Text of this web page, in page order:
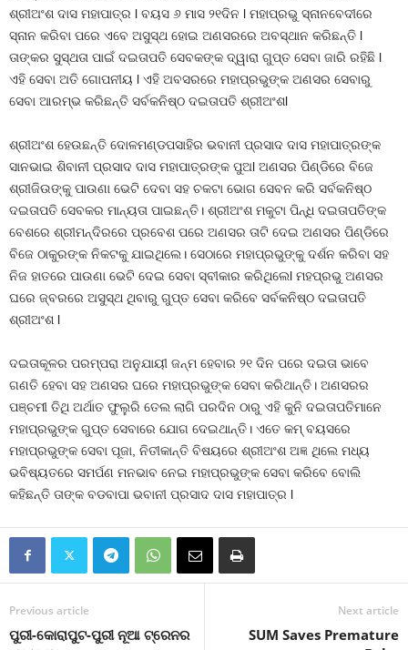
ଶ୍ରୀଅଂଶ ଦାସ ମହାପାତ୍ର l ବୟସ ୬ ମାସ ୨୧ଦିନ l ମହାପ୍ରଭୁ ସ୍ନାନବେଦୀରେ
ସ୍ନାନ କରିବା ପରେ ଏବେ ଅସୁସ୍ଥ ହୋଇ ଅଣସରରେ ଅବସ୍ଥାନ କରିଛନ୍ତି l
ତାଙ୍କର ସୁସ୍ଥତା ପାଇଁ ଦଇତାପତି ସେବକଙ୍କ ଦ୍ୱାରା ଗୁପ୍ତ ସେବା ଜାରି ରହିଛି l
ଏହି ସେବା ଅତି ଗୋପନୀୟ l ଏହି ଅବସରରେ ମହାପ୍ରଭୁଙ୍କ ଅଣସର ସେବାରୁ
ସେବା ଆରମ୍ଭ କରିଛନ୍ତି ସର୍ବକନିଷ୍ଠ ଦଇତାପତି ଶ୍ରୀଅଂଶl
ଶ୍ରୀଅଂଶ ହେଉଛନ୍ତି ଦୋଳମଣ୍ଡପସାହିର ଭବାନୀ ପ୍ରସାଦ ଦାସ ମହାପାତ୍ରଙ୍କ
ସାନଭାଇ ଶିବାନୀ ପ୍ରସାଦ ଦାସ ମହାପାତ୍ରଙ୍କ ପୁଅl ଅଣସର ପିଣ୍ଡିରେ ବିଜେ
ଶ୍ରୀଜିଉଙ୍କୁ ପାଉଣା ଭେଟି ଦେବା ସହ ଚକଟା ଭୋଗ ସେବନ କରି ସର୍ବକନିଷ୍ଠ
ଦଇତାପତି ସେବକର ମାନ୍ୟତା ପାଇଛନ୍ତି। ଶ୍ରୀଅଂଶ ମକୁଟା ପିନ୍ଧି ଦଇତାପତିଙ୍କ
ବେଶରେ ଶ୍ରୀମନ୍ଦିରରେ ପ୍ରବେଶ ପରେ ଅଣସର ତାଟି ଦେଇ ଅଣସର ପିଣ୍ଡିରେ
ବିଜେ ଠାକୁରଙ୍କ ନିକଟକୁ ଯାଇଥିଲେ। ସେଠାରେ ମହାପ୍ରଭୁଙ୍କୁ ଦର୍ଶନ କରିବା ସହ
ନିଜ ହାତରେ ପାଉଣା ଭେଟି ଦେଇ ସେବା ସ୍ବୀକାର କରିଥିଲେl ମହପ୍ରଭୁ ଅଣସର
ଘରେ ଜ୍ବରରେ ଅସୁସ୍ଥ ଥିବାରୁ ଗୁପ୍ତ ସେବା କରିବେ ସର୍ବକନିଷ୍ଠ ଦଇତାପତି
ଶ୍ରୀଅଂଶ l
ଦଇତାକୂଳର ପରମ୍ପରା ଅନୁଯାୟୀ ଜନ୍ମ ହେବାର ୨୧ ଦିନ ପରେ ଦଇତା ଭାବେ
ଗଣତି ହେବା ସହ ଅଣସର ଘରେ ମହାପ୍ରଭୁଙ୍କ ସେବା କରିଥାନ୍ତି। ଅଣସରର
ପଞ୍ଚମୀ ତିଥି ଅର୍ଥାତ ଫୁଲୁରି ତେଲ ଲାଗି ପରଦିନ ଠାରୁ ଏହି କୁନି ଦଇତାପତିମାନେ
ମହାପ୍ରଭୁଙ୍କ ଗୁପ୍ତ ସେବାରେ ଯୋଗ ଦେଇଥାନ୍ତି। ଏତେ କମ୍ ବୟସରେ
ମହାପ୍ରଭୁଙ୍କ ସେବା ପୂଜା, ନିତୀକାନ୍ତି ବିଷୟରେ ଶ୍ରୀଅଂଶ ଅଜ୍ଞ ଥିଲେ ମଧ୍ୟ
ଭବିଷ୍ୟତରେ ସମର୍ପଣ ମନଭାବ ନେଇ ମହାପ୍ରଭୁଙ୍କ ସେବା କରିବେ ବୋଲି
କହିଛନ୍ତି ତାଙ୍କ ବଡବାପା ଭବାନୀ ପ୍ରସାଦ ଦାସ ମହାପାତ୍ର l
Previous article
ପୁରୀ-କୋରାପୁଟ-ପୁରୀ ନୂଆ ଟ୍ରେନର
Next article
SUM Saves Premature